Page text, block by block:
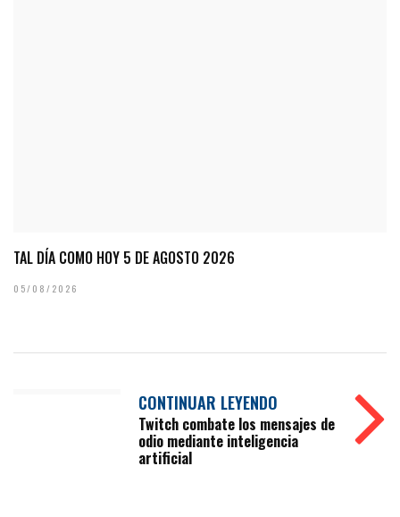
TAL DÍA COMO HOY 5 DE AGOSTO 2026
05/08/2026
CONTINUAR LEYENDO
Twitch combate los mensajes de
odio mediante inteligencia
artificial